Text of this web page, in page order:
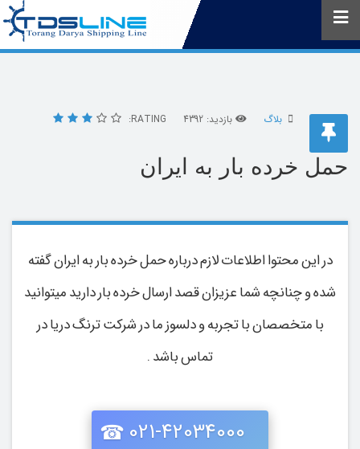
بلاگ بازدید: 4392 RATING:
حمل خرده بار به ایران
در این محتوا اطلاعات لازم درباره حمل خرده بار به ایران گفته
شده و چنانچه شما عزیزان قصد ارسال خرده بار دارید میتوانید
با متخصصان با تجربه و دلسوز ما در شرکت ترنگ دریا در
تماس باشد .
021-42034000